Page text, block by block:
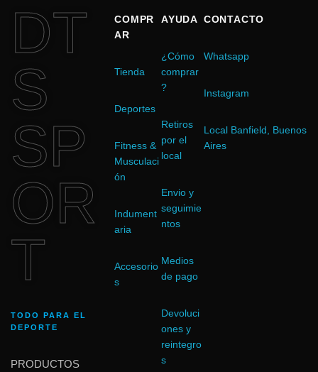
DT
S
SP
OR
T
TODO PARA EL
DEPORTE
PRODUCTOS
COMPR
AR
Tienda
Deportes
Fitness &
Musculaci
ón
Indument
aria
Accesorio
s
AYUDA
¿Cómo
comprar
?
Retiros
por el
local
Envio y
seguimie
ntos
Medios
de pago
Devoluci
ones y
reintegro
s
CONTACTO
Whatsapp
Instagram
Local Banfield, Buenos
Aires